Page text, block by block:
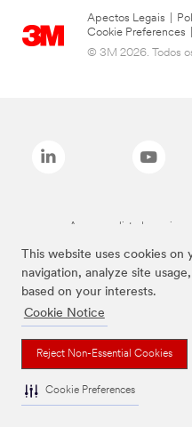
This website uses cookies
navigation, analyze site
based on your interests.
Cookie Notice
Reject Non-Essential Cookies
Cookie Preferences
Apectos Legais
Cookie Preferences
© 3M 2026. Todos
As marcas listadas a cima